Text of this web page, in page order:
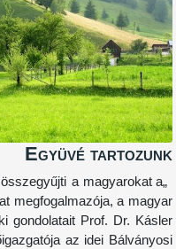
Együvé
mert összegyűjti a
akarat megfogalmazója, a
ki gondolatait Prof. Dr.
főigazgatója az idei